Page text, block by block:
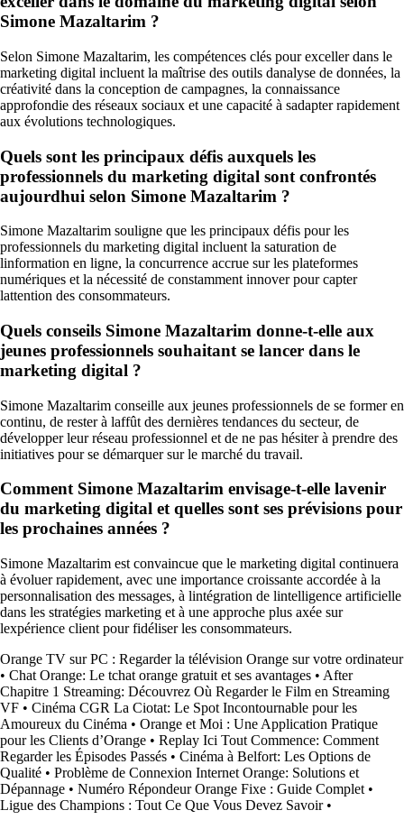
Simone Mazaltarim ?
Selon Simone Mazaltarim, les compétences clés pour exceller dans le
marketing digital incluent la maîtrise des outils danalyse de données, la
créativité dans la conception de campagnes, la connaissance
approfondie des réseaux sociaux et une capacité à sadapter rapidement
aux évolutions technologiques.
Quels sont les principaux défis auxquels les
professionnels du marketing digital sont confrontés
aujourdhui selon Simone Mazaltarim ?
Simone Mazaltarim souligne que les principaux défis pour les
professionnels du marketing digital incluent la saturation de
linformation en ligne, la concurrence accrue sur les plateformes
numériques et la nécessité de constamment innover pour capter
lattention des consommateurs.
Quels conseils Simone Mazaltarim donne-t-elle aux
jeunes professionnels souhaitant se lancer dans le
marketing digital ?
Simone Mazaltarim conseille aux jeunes professionnels de se former en
continu, de rester à laffût des dernières tendances du secteur, de
développer leur réseau professionnel et de ne pas hésiter à prendre des
initiatives pour se démarquer sur le marché du travail.
Comment Simone Mazaltarim envisage-t-elle lavenir
du marketing digital et quelles sont ses prévisions pour
les prochaines années ?
Simone Mazaltarim est convaincue que le marketing digital continuera
à évoluer rapidement, avec une importance croissante accordée à la
personnalisation des messages, à lintégration de lintelligence artificielle
dans les stratégies marketing et à une approche plus axée sur
lexpérience client pour fidéliser les consommateurs.
Orange TV sur PC : Regarder la télévision Orange sur votre ordinateur
• Chat Orange: Le tchat orange gratuit et ses avantages • After
Chapitre 1 Streaming: Découvrez Où Regarder le Film en Streaming
VF • Cinéma CGR La Ciotat: Le Spot Incontournable pour les
Amoureux du Cinéma • Orange et Moi : Une Application Pratique
pour les Clients d’Orange • Replay Ici Tout Commence: Comment
Regarder les Épisodes Passés • Cinéma à Belfort: Les Options de
Qualité • Problème de Connexion Internet Orange: Solutions et
Dépannage • Numéro Répondeur Orange Fixe : Guide Complet •
Ligue des Champions : Tout Ce Que Vous Devez Savoir•